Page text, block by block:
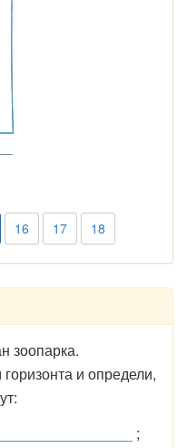
16 17 18
зоопарка.
и определи,
;